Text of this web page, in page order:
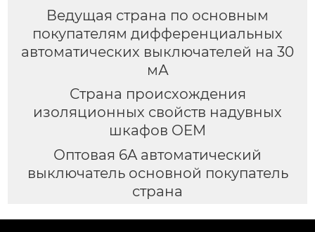
Ведущая страна по основным
покупателям дифференциальных
автоматических выключателей на 30
мА
Страна происхождения
изоляционных свойств надувных
шкафов OEM
Оптовая 6A автоматический
выключатель основной покупатель
страна